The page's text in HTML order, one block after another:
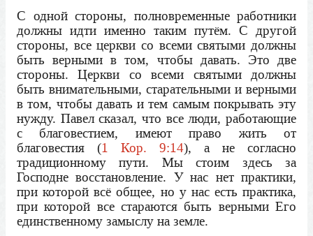
С одной стороны, полновременные работники
должны идти именно таким путём. С другой
стороны, все церкви со всеми святыми должны
быть верными в том, чтобы давать. Это две
стороны. Церкви со всеми святыми должны
быть внимательными, старательными и верными
в том, чтобы давать и тем самым покрывать эту
нужду. Павел сказал, что все люди, работающие
с благовестием, имеют право жить от
благовестия (1 Кор. 9:14), а не согласно
традиционному пути. Мы стоим здесь за
Господне восстановление. У нас нет практики,
при которой всё общее, но у нас есть практика,
при которой все стараются быть верными Его
единственному замыслу на земле.